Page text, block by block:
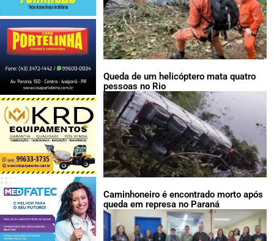
Queda de um helicóptero mata quatro
pessoas no Rio
Caminhoneiro é encontrado morto após
queda em represa no Paraná